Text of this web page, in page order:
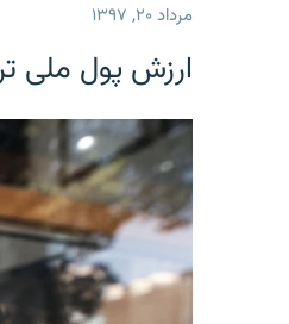
مرداد ۲۰, ۱۳۹۷
ارزش پول ملی ترکیه